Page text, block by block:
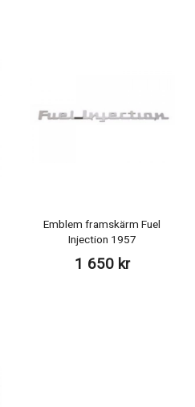
Emblem framskärm Fuel
Injection 1957
1 650 kr